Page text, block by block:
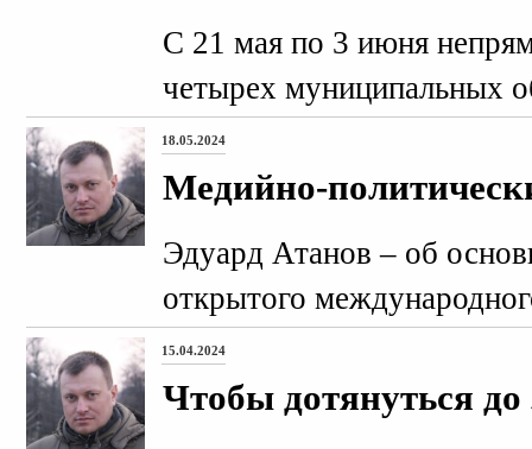
С 21 мая по 3 июня
четырех муниципальных
18.05.2024
Медийно-
Эдуард Атанов – об
открытого
15.04.2024
Чтобы дотянуться до